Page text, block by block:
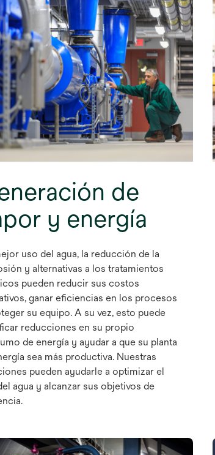
de
y energía
uso del agua, la reducción de la
y alternativas a los tratamientos
pueden reducir sus costos
ganar eficiencias en los procesos
su equipo. A su vez, esto puede
reducciones en su propio
de energía y ayudar a que su planta
sea más productiva. Nuestras
pueden ayudarle a optimizar el
agua y alcanzar sus objetivos de